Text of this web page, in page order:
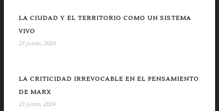
LA CIUDAD Y EL TERRITORIO COMO UN SISTEMA
VIVO
23 junio, 2024
LA CRITICIDAD IRREVOCABLE EN EL PENSAMIENTO
DE MARX
23 junio, 2024